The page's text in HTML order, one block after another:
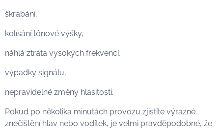
škrábání,
kolísání tónové výšky,
náhlá ztráta vysokých frekvencí,
výpadky signálu,
nepravidelné změny hlasitosti.
Pokud po několika minutách provozu zjistíte výrazné
znečištění hlav nebo vodítek, je velmi pravděpodobné, že